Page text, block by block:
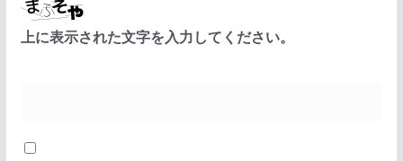
上に表示された文字を入力してください。